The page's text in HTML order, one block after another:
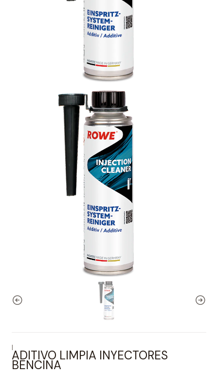
|
ADITIVO LIMPIA INYECTORES
BENCINA